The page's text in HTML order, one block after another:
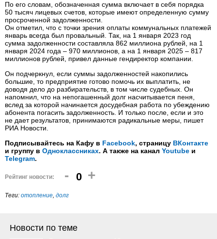
По его словам, обозначенная сумма включает в себя порядка
50 тысяч лицевых счетов, которые имеют определенную сумму
просроченной задолженности.
Он отметил, что с точки зрения оплаты коммунальных платежей
январь всегда был провальный. Так, на 1 января 2023 год
сумма задолженности составляла 862 миллиона рублей, на 1
января 2024 года – 970 миллионов, а на 1 января 2025 – 817
миллионов рублей, привел данные гендиректор компании.
Он подчеркнул, если суммы задолженностей накопились
большие, то предприятие готово помочь их выплатить, не
доводя дело до разбирательств, в том числе судебных. Он
напомнил, что на непогашенный долг насчитывается пеня,
вслед за которой начинается досудебная работа по убеждению
абонента погасить задолженность. И только после, если и это
не дает результатов, принимаются радикальные меры, пишет
РИА Новости.
Подписывайтесь на Кафу в Facebook, страницу ВКонтакте
и группу в Одноклассниках. А также на канал Youtube и
Telegram.
Рейтинг новости: - 0 +
Теги: отопление, долг
Новости по теме